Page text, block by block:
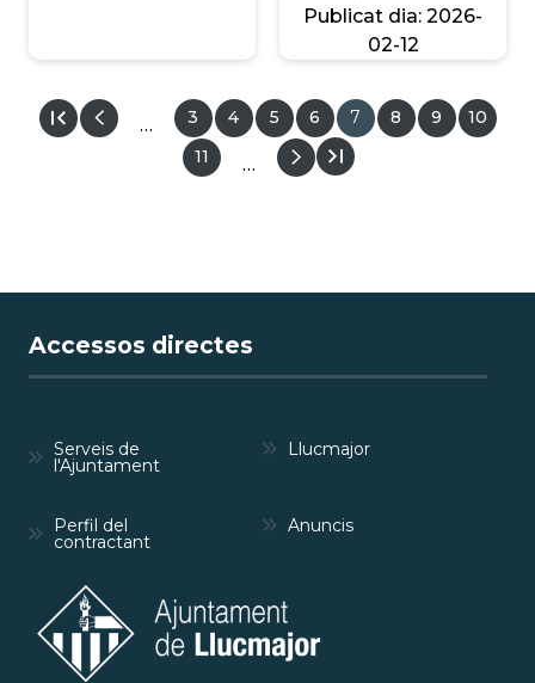
Publicat dia: 2026-
02-12
PAGINACIÓ
… Pàgina
3 Pàgina
4 Pàgina
5 Pàgina
6
Pàgina
actual
7 Pàgina
8 Pàgina
9 Pàgina
10
Pàgina
11 …
Accessos directes
Serveis de
l'Ajuntament
Llucmajor
Perfil del
contractant
Anuncis